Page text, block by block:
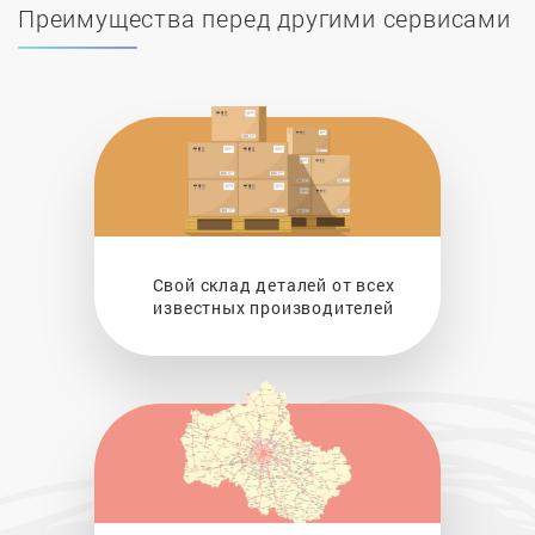
Преимущества перед другими сервисами
Свой склад деталей от всех
известных производителей